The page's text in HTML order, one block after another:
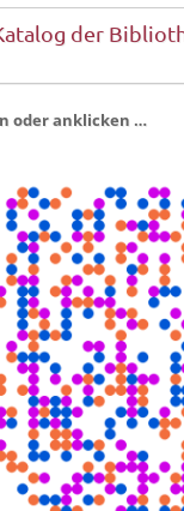
der
oder anklicken …